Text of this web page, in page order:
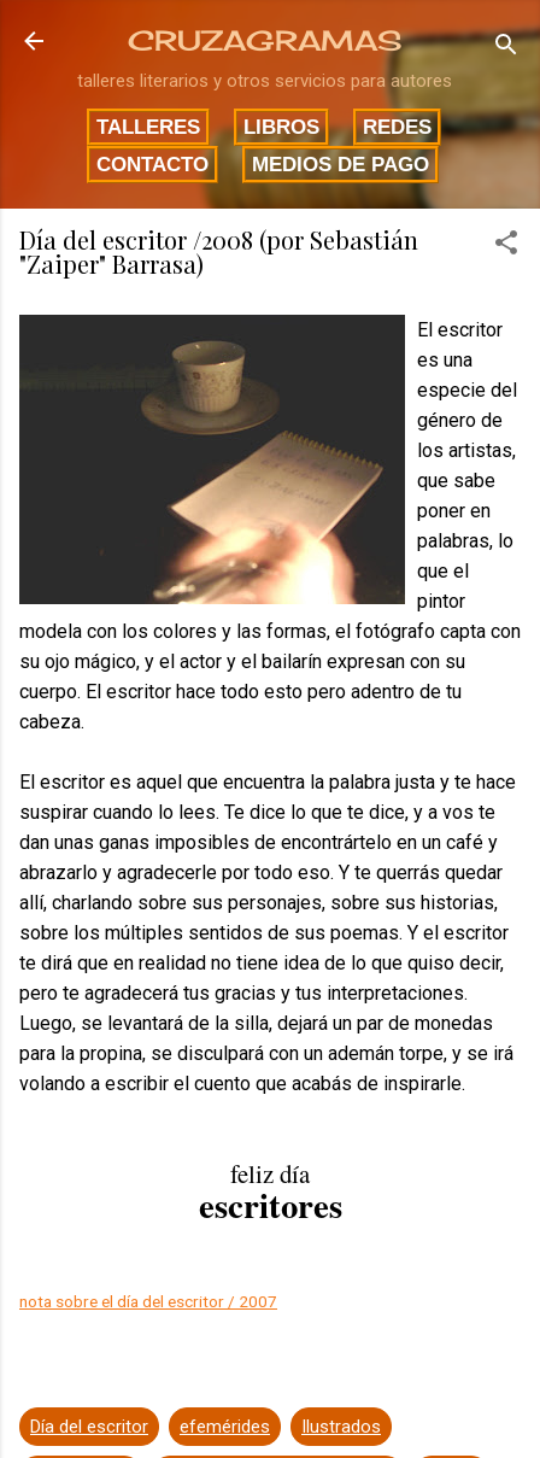
Ir al contenido principal
CRUZAGRAMAS
talleres literarios y otros servicios para autores
TALLERES LIBROS
REDES
CONTACTO
MEDIOS DE PAGO
Día del escritor /2008 (por Sebastián
"Zaiper" Barrasa)
El escritor
es una
especie del
género de
los artistas,
que sabe
poner en
palabras, lo
que el
pintor
modela con los colores y las formas, el fotógrafo capta con
su ojo mágico, y el actor y el bailarín expresan con su
cuerpo. El escritor hace todo esto pero adentro de tu
cabeza.
El escritor es aquel que encuentra la palabra justa y te hace
suspirar cuando lo lees. Te dice lo que te dice, y a vos te
dan unas ganas imposibles de encontrártelo en un café y
abrazarlo y agradecerle por todo eso. Y te querrás quedar
allí, charlando sobre sus personajes, sobre sus historias,
sobre los múltiples sentidos de sus poemas. Y el escritor
te dirá que en realidad no tiene idea de lo que quiso decir,
pero te agradecerá tus gracias y tus interpretaciones.
Luego, se levantará de la silla, dejará un par de monedas
para la propina, se disculpará con un ademán torpe, y se irá
volando a escribir el cuento que acabás de inspirarle.
feliz día
escritores
nota sobre el día del escritor / 2007
Día del escritor efemérides Ilustrados